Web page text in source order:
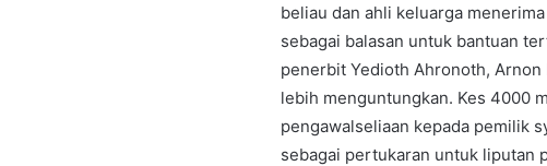
beliau dan ahli keluarga
sebagai balasan untuk bantuan
penerbit Yedioth Ahronoth,
lebih menguntungkan. Kes 4000
pengawalseliaan kepada pemilik
sebagai pertukaran untuk liputan